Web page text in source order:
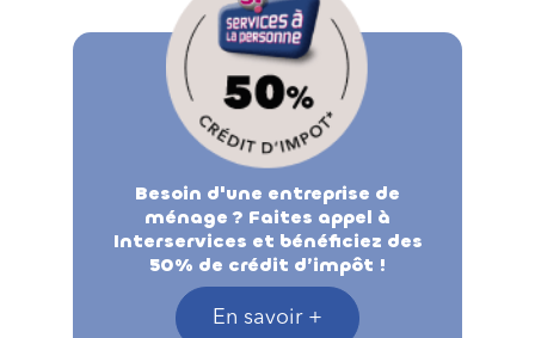
Besoin d'une entreprise de
ménage ? Faites appel à
Interservices et bénéficiez des
50% de crédit d’impôt !
En savoir +